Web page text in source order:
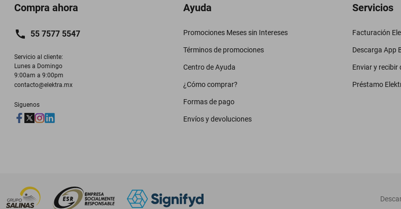
Compra ahora
55 7577 5547
Servicio al cliente:
Lunes a Domingo
9:00am a 9:00pm
contacto@elektra.mx
Siguenos
Ayuda
Promociones Meses sin Intereses
Términos de promociones
Centro de Ayuda
¿Cómo comprar?
Formas de pago
Envíos y devoluciones
Servicios
Facturación
Descarga App
Enviar y recibir
Préstamo